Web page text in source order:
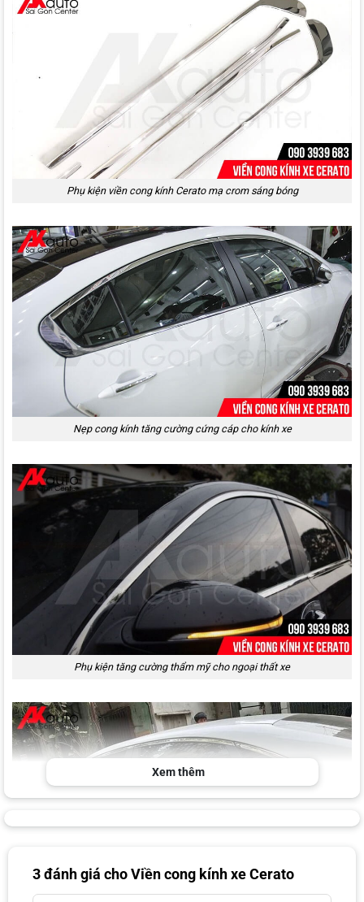
Phụ kiện viền cong kính Cerato mạ crom sáng bóng
Nẹp cong kính tăng cường cứng cáp cho kính xe
Phụ kiện tăng cường thẩm mỹ cho ngoại thất xe
Xem thêm
3 đánh giá choViền cong kính xe Cerato